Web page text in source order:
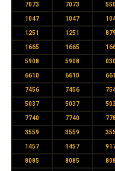
7073 7073
1047 1047
1251 1251
1665 1665
5908 5908
6610 6610
7456 7456
5037 5037
7740 7740
3559 3559
1457 1457
8085 8085